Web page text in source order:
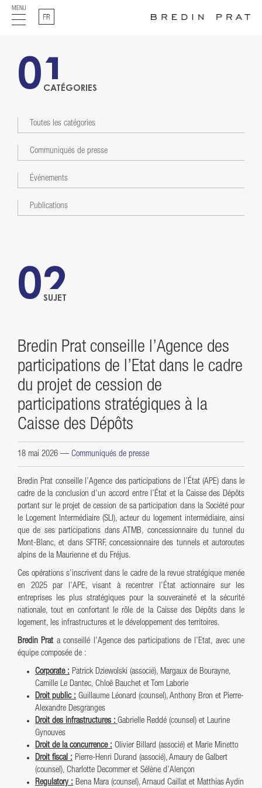
MENU Français
CATÉGORIES
01
Toutes les catégories
Communiqués de presse
Événements
Publications
SUJET
02
Bredin Prat conseille l’Agence des
participations de l’Etat dans le cadre
du projet de cession de
participations stratégiques à la
Caisse des Dépôts
18 mai 2026 — Communiqués de presse
Bredin Prat conseille l’Agence des participations de l’État (APE) dans le
cadre de la conclusion d’un accord entre l’État et la Caisse des Dépôts
portant sur le projet de cession de sa participation dans la Société pour
le Logement Intermédiaire (SLI), acteur du logement intermédiaire, ainsi
que de ses participations dans ATMB, concessionnaire du tunnel du
Mont-Blanc, et dans SFTRF, concessionnaire des tunnels et autoroutes
alpins de la Maurienne et du Fréjus.
Ces opérations s’inscrivent dans le cadre de la revue stratégique menée
en 2025 par l’APE, visant à recentrer l’État actionnaire sur les
entreprises les plus stratégiques pour la souveraineté et la sécurité
nationale, tout en confortant le rôle de la Caisse des Dépôts dans le
logement, les infrastructures et le développement des territoires.
Bredin Prat a conseillé l’Agence des participations de l’Etat, avec une
équipe composée de :
Corporate : Patrick Dziewolski (associé), Margaux de Bourayne,
Camille Le Dantec, Chloë Bauchet et Tom Laborie
Droit public : Guillaume Léonard (counsel), Anthony Bron et Pierre-
Alexandre Desgranges
Droit des infrastructures : Gabrielle Reddé (counsel) et Laurine
Gynouves
Droit de la concurrence : Olivier Billard (associé) et Marie Minetto
Droit fiscal : Pierre-Henri Durand (associé), Amaury de Galbert
(counsel), Charlotte Decommer et Sélène d’Alençon
Regulatory : Bena Mara (counsel), Arnaud Caillat et Matthias Aydin